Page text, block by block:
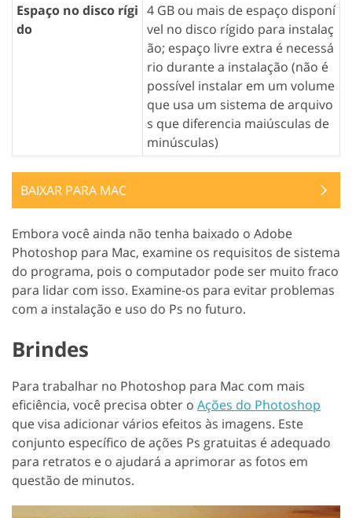
Espaço no disco rígi
do
4 GB ou mais de espaço disponí
vel no disco rígido para instalaç
ão; espaço livre extra é necessá
rio durante a instalação (não é
possível instalar em um volume
que usa um sistema de arquivo
s que diferencia maiúsculas de
minúsculas)
BAIXAR PARA MAC
Embora você ainda não tenha baixado o Adobe
Photoshop para Mac, examine os requisitos de sistema
do programa, pois o computador pode ser muito fraco
para lidar com isso. Examine-os para evitar problemas
com a instalação e uso do Ps no futuro.
Brindes
Para trabalhar no Photoshop para Mac com mais
eficiência, você precisa obter o Ações do Photoshop
que visa adicionar vários efeitos às imagens. Este
conjunto específico de ações Ps gratuitas é adequado
para retratos e o ajudará a aprimorar as fotos em
questão de minutos.